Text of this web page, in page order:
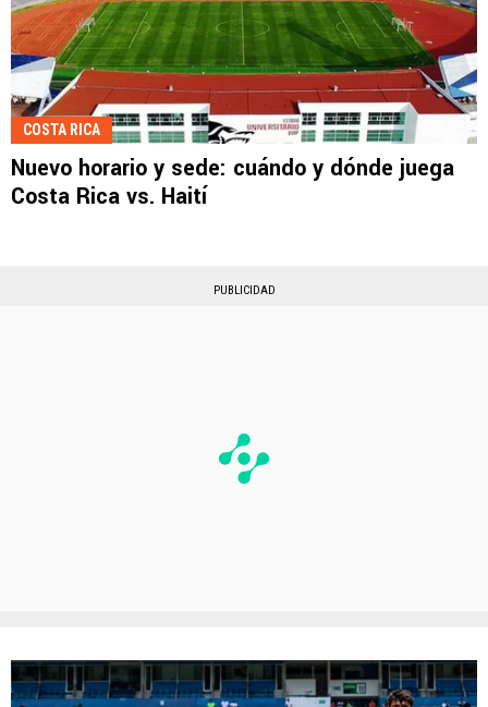
COSTA RICA
Nuevo horario y sede: cuándo y dónde juega
Costa Rica vs. Haití
PUBLICIDAD